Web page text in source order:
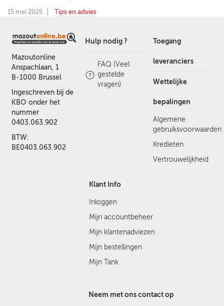
15 mei 2025 Tips en advies
Mazoutonline
Anspachlaan, 1
B-1000 Brussel
Ingeschreven bij de
KBO onder het
nummer
0403.063.902
BTW:
BE0403.063.902
Hulp nodig ?
FAQ (Veel
gestelde
vragen)
Toegang
leveranciers
Wettelijke
bepalingen
Algemene
gebruiksvoorwaarden
Kredieten
Vertrouwelijkheid
Klant Info
Inloggen
Mijn accountbeheer
Mijn klantenadviezen
Mijn bestellingen
Mijn Tank
Neem met ons contact op